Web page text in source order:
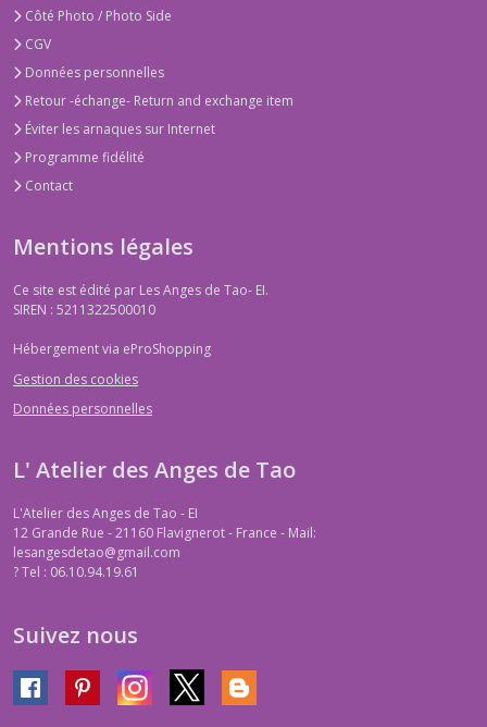
Côté Photo / Photo Side
CGV
Données personnelles
Retour -échange- Return and exchange item
Éviter les arnaques sur Internet
Programme fidélité
Contact
Mentions légales
Ce site est édité par Les Anges de Tao- EI.
SIREN : 5211322500010
Hébergement via eProShopping
Gestion des cookies
Données personnelles
L' Atelier des Anges de Tao
L'Atelier des Anges de Tao - EI
12 Grande Rue - 21160 Flavignerot - France - Mail:
lesangesdetao@gmail.com
?Tel : 06.10.94.19.61
Suivez nous